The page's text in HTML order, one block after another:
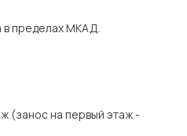
в пределах МКАД.
(занос на первый этаж -